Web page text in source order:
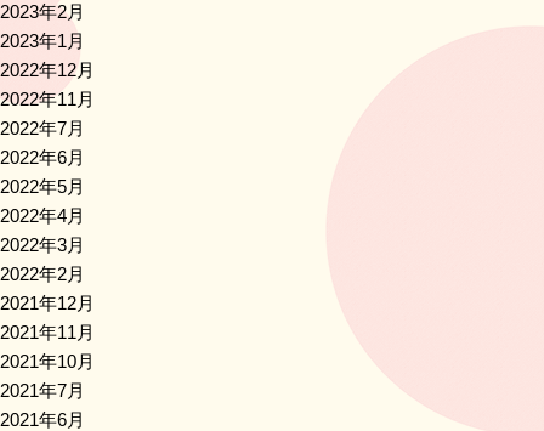
2023年2月
2023年1月
2022年12月
2022年11月
2022年7月
2022年6月
2022年5月
2022年4月
2022年3月
2022年2月
2021年12月
2021年11月
2021年10月
2021年7月
2021年6月